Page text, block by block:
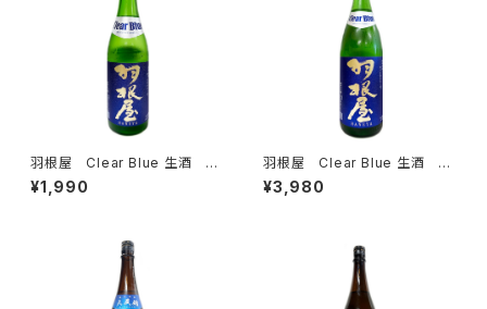
羽根屋 Clear Blue 生酒 72
0ml
¥1,990
羽根屋 Clear Blue 生酒 18
00ml
¥3,980